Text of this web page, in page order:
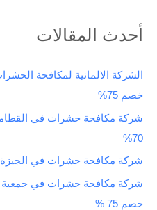
ب
ح
:
أحدث المقالات
خصم 75%
70%
شركة مكافحة حشرات في الجيزة 01033162010 افضل خصم 75%
خصم 75 %